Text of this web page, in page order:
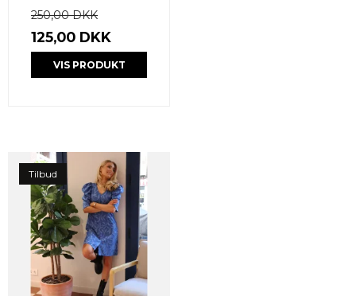
250,00 DKK
125,00 DKK
VIS PRODUKT
Tilbud